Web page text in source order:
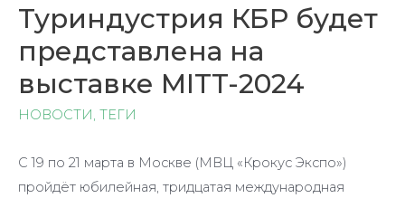
Туриндустрия КБР будет
представлена на
выставке MITT-2024
НОВОСТИ, ТЕГИ
С 19 по 21 марта в Москве (МВЦ «Крокус Экспо»)
пройдёт юбилейная, тридцатая международная